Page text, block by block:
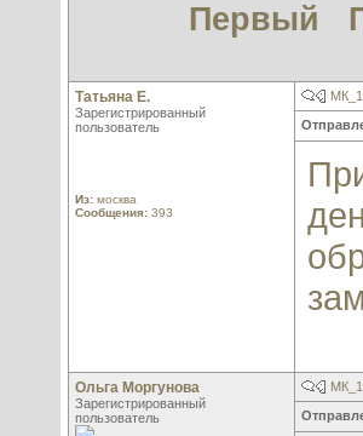
Первый
Татьяна Е.
Зарегистрированный
пользователь
Из: москва
Сообщения: 393
Ольга Моргунова
Зарегистрированный
пользователь